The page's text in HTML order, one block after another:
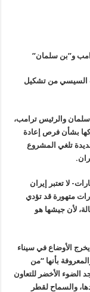
و”بن سلمان”
السيسي من تشكيل
والرئيس ترامب،
بشأن فرص إعادة
تلغي المشروع
.
لا تعتبر إيران
متهورة قد تؤدي
لأن جيشها هو
الأوضاع في سيناء
بأنها “من
الضوء الأخضر للتعاون
والسماح لقطر